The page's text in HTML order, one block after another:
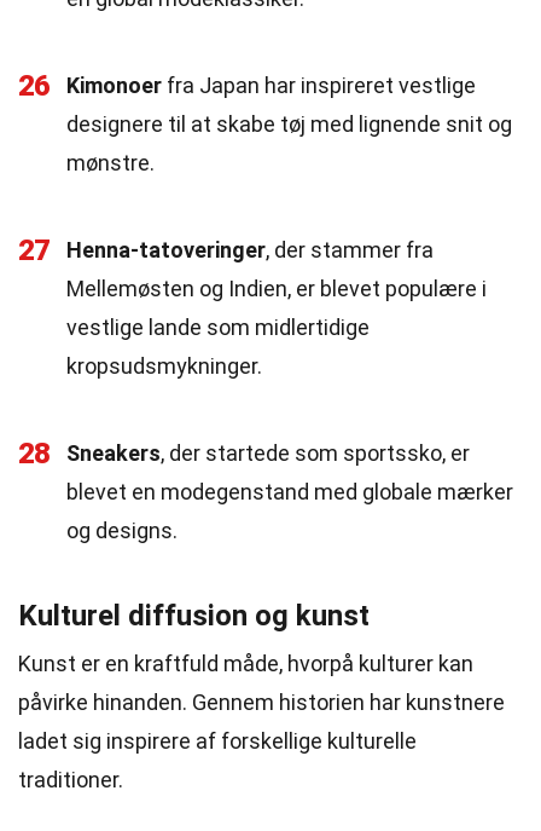
26 Kimonoer fra Japan har inspireret vestlige
designere til at skabe tøj med lignende snit og
mønstre.
27 Henna-tatoveringer, der stammer fra
Mellemøsten og Indien, er blevet populære i
vestlige lande som midlertidige
kropsudsmykninger.
28 Sneakers, der startede som sportssko, er
blevet en modegenstand med globale mærker
og designs.
Kulturel diffusion og kunst
Kunst er en kraftfuld måde, hvorpå kulturer kan
påvirke hinanden. Gennem historien har kunstnere
ladet sig inspirere af forskellige kulturelle
traditioner.